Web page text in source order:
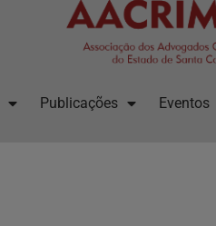
Publicações Eventos